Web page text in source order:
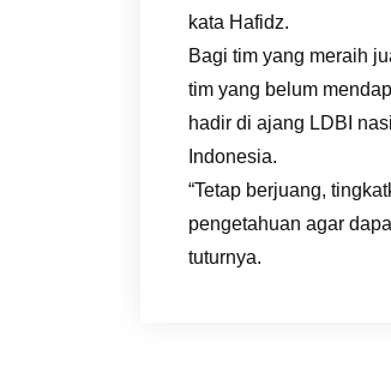
kata Hafidz.
Bagi tim yang meraih
tim yang belum
hadir di ajang LDBI
Indonesia.
“Tetap berjuang,
pengetahuan agar
tuturnya.